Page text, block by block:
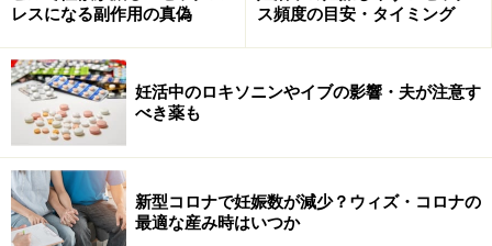
TENGA ディープスロート・カップです。スタイリッシュな
さて、どうしたものかと悩んでいた時にふと入ったセル
ビデオ屋さんで男性のマスターベーション用のアダルト
グッズを見つけ、それを見た松本氏はひらめいたそうで
す。
レスになる副作用の真偽
ス頻度の目安・タイミング
妊活中のロキソニンやイブの影響・夫が注意す
べき薬も
新型コロナで妊娠数が減少？ウィズ・コロナの
最適な産み時はいつか